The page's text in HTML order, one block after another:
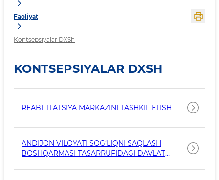
Faoliyat
Kontsepsiyalar DXSh
KONTSEPSIYALAR DXSH
REABILITATSIYA MARKAZINI TASHKIL ETISH
ANDIJON VILOYATI SOG‘LIQNI SAQLASH
BOSHQARMASI TASARRUFIDAGI DAVLAT
BO‘LIMLARI NEGIZIDA DIALIZ MARKAZINI